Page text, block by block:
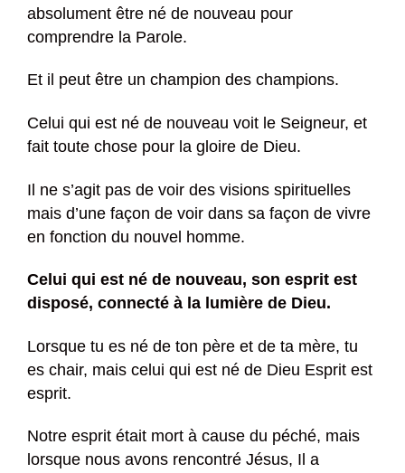
absolument être né de nouveau pour
comprendre la Parole.
Et il peut être un champion des champions.
Celui qui est né de nouveau voit le Seigneur, et
fait toute chose pour la gloire de Dieu.
Il ne s’agit pas de voir des visions spirituelles
mais d’une façon de voir dans sa façon de vivre
en fonction du nouvel homme.
Celui qui est né de nouveau, son esprit est
disposé, connecté à la lumière de Dieu.
Lorsque tu es né de ton père et de ta mère, tu
es chair, mais celui qui est né de Dieu Esprit est
esprit.
Notre esprit était mort à cause du péché, mais
lorsque nous avons rencontré Jésus, Il a